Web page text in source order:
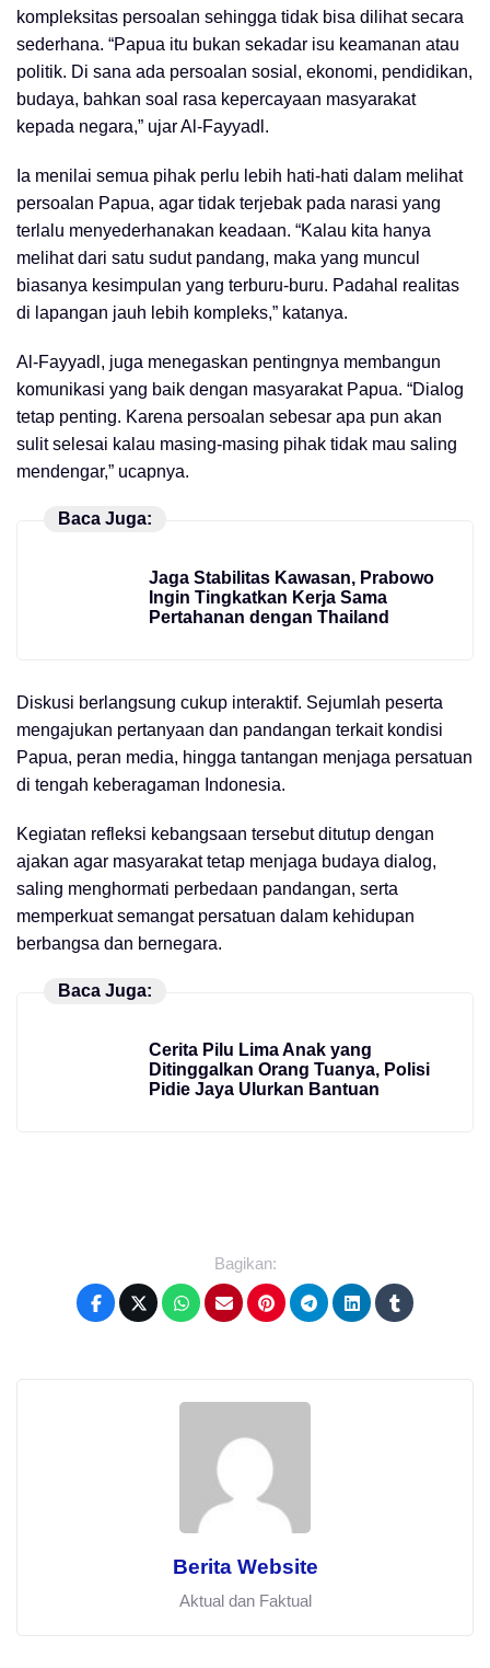
kompleksitas persoalan sehingga tidak bisa dilihat secara
sederhana. “Papua itu bukan sekadar isu keamanan atau
politik. Di sana ada persoalan sosial, ekonomi, pendidikan,
budaya, bahkan soal rasa kepercayaan masyarakat
kepada negara,” ujar Al-Fayyadl.
Ia menilai semua pihak perlu lebih hati-hati dalam melihat
persoalan Papua, agar tidak terjebak pada narasi yang
terlalu menyederhanakan keadaan. “Kalau kita hanya
melihat dari satu sudut pandang, maka yang muncul
biasanya kesimpulan yang terburu-buru. Padahal realitas
di lapangan jauh lebih kompleks,” katanya.
Al-Fayyadl, juga menegaskan pentingnya membangun
komunikasi yang baik dengan masyarakat Papua. “Dialog
tetap penting. Karena persoalan sebesar apa pun akan
sulit selesai kalau masing-masing pihak tidak mau saling
mendengar,” ucapnya.
Baca Juga:
Jaga Stabilitas Kawasan, Prabowo
Ingin Tingkatkan Kerja Sama
Pertahanan dengan Thailand
Diskusi berlangsung cukup interaktif. Sejumlah peserta
mengajukan pertanyaan dan pandangan terkait kondisi
Papua, peran media, hingga tantangan menjaga persatuan
di tengah keberagaman Indonesia.
Kegiatan refleksi kebangsaan tersebut ditutup dengan
ajakan agar masyarakat tetap menjaga budaya dialog,
saling menghormati perbedaan pandangan, serta
memperkuat semangat persatuan dalam kehidupan
berbangsa dan bernegara.
Baca Juga:
Cerita Pilu Lima Anak yang
Ditinggalkan Orang Tuanya, Polisi
Pidie Jaya Ulurkan Bantuan
Bagikan:
Berita Website
Aktual dan Faktual